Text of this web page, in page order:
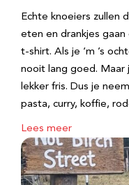
Echte knoeiers zullen
eten en drankjes
t-shirt. Als je ‘m ’s
nooit lang goed. Maar
lekker fris. Dus je
pasta, curry, koffie,
Lees meer